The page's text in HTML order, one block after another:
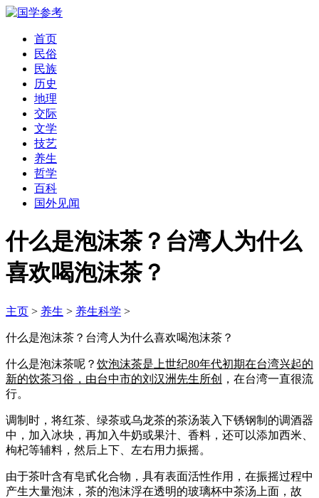
首页
民俗
民族
历史
地理
交际
文学
技艺
养生
哲学
百科
国外见闻
什么是泡沫茶？台湾人为什么
喜欢喝泡沫茶？
主页 > 养生 > 养生科学 >
什么是泡沫茶？台湾人为什么喜欢喝泡沫茶？
什么是泡沫茶呢？ 饮泡沫茶是上世纪80年代初期在台湾兴起的
新的饮茶习俗，由台中市的刘汉洲先生所创
，在台湾一直很流
行。
调制时，将红茶、绿茶或乌龙茶的茶汤装入下锈钢制的调酒器
中，加入冰块，再加入牛奶或果汁、香料，还可以添加西米、
枸杞等辅料，然后上下、左右用力振摇。
由于茶叶含有皂甙化合物，具有表面活性作用，在振摇过程中
产生大量泡沫，茶的泡沫浮在透明的玻璃杯中茶汤上面，故